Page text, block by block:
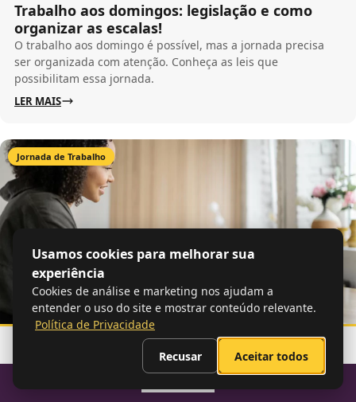
Trabalho aos domingos: legislação e como
organizar as escalas!
O trabalho aos domingo é possível, mas a jornada precisa
ser organizada com atenção. Conheça as leis que
possibilitam essa jornada.
LER MAIS
Jornada de Trabalho
8 min de leitura
Reuniões fora do horário de trabalho: regras
e implicações
Usamos cookies para melhorar sua
experiência
Cookies de análise e marketing nos ajudam a
entender o uso do site e mostrar conteúdo relevante.
Política de Privacidade
Recusar Aceitar todos